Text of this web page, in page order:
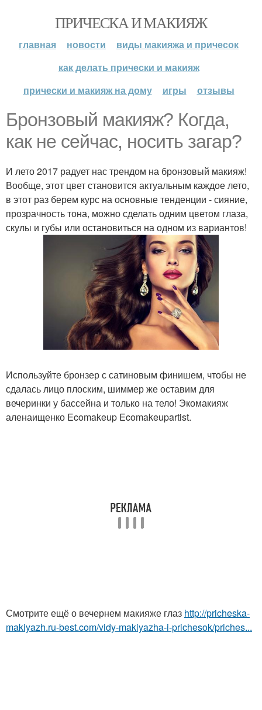
ПРИЧЕСКА И МАКИЯЖ
главная новости
виды макияжа и причесок
как делать прически и макияж
прически и макияж на дому
игры отзывы
Бронзовый макияж? Когда,
как не сейчас, носить загар?
И лето 2017 радует нас трендом на бронзовый макияж!
Вообще, этот цвет становится актуальным каждое лето,
в этот раз берем курс на основные тенденции - сияние,
прозрачность тона, можно сделать одним цветом глаза,
скулы и губы или остановиться на одном из вариантов!
Используйте бронзер с сатиновым финишем, чтобы не
сдалась лицо плоским, шиммер же оставим для
вечеринки у бассейна и только на тело! Экомакияж
аленаищенко Ecomakeup Ecomakeupartist.
Смотрите ещё о вечернем макияже глаз http://pricheska-
makiyazh.ru-best.com/vidy-makiyazha-i-prichesok/priches...